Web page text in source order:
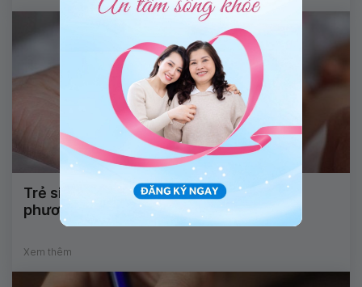
Trẻ sinh non 29 tuần có áp dụng được
phương pháp bơm Surfactant không?
Xem thêm